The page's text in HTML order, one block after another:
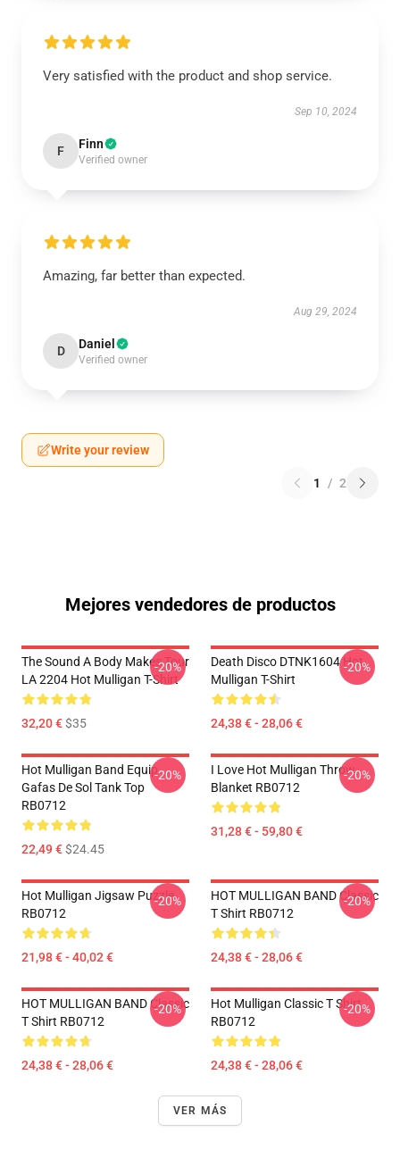
Very satisfied with the product and shop service.
Sep 10, 2024
F Finn
Verified owner
Amazing, far better than expected.
Aug 29, 2024
D Daniel
Verified owner
Write your review
1 / 2
Mejores vendedores de productos
The Sound A Body Makes Tour
LA 2204 Hot Mulligan T-Shirt
32,20 €$35
-20%
Death Disco DTNK1604 Hot
Mulligan T-Shirt
24,38 € - 28,06 €
-20%
Hot Mulligan Band Equip
Gafas De Sol Tank Top
RB0712
22,49 €$24.45
-20%
I Love Hot Mulligan Throw
Blanket RB0712
31,28 € - 59,80 €
-20%
Hot Mulligan Jigsaw Puzzle
RB0712
21,98 € - 40,02 €
-20%
HOT MULLIGAN BAND Classic
T Shirt RB0712
24,38 € - 28,06 €
-20%
HOT MULLIGAN BAND Classic
T Shirt RB0712
24,38 € - 28,06 €
-20%
Hot Mulligan Classic T Shirt
RB0712
24,38 € - 28,06 €
-20%
VER MÁS